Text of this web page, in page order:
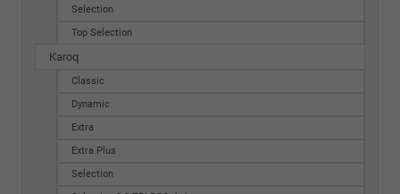
Selection
Top Selection
Karoq
Classic
Dynamic
Extra
Extra Plus
Selection